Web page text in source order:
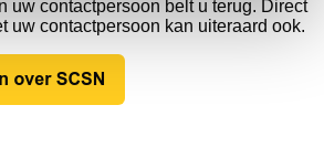
uw contactpersoon belt u terug. Direct
uw contactpersoon kan uiteraard ook.